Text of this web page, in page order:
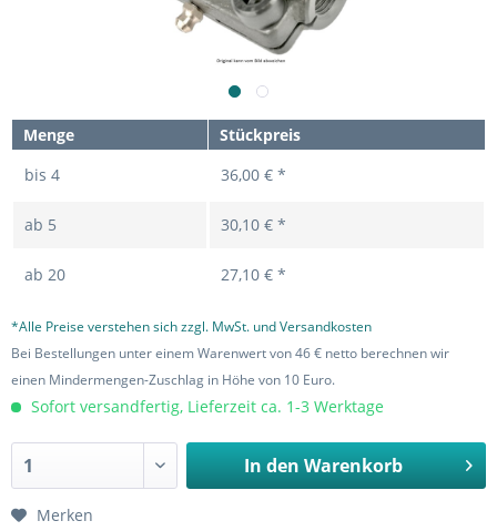
Menge
Stückpreis
bis 4 36,00 € *
ab 5 30,10 € *
ab 20 27,10 € *
*Alle Preise verstehen sich zzgl. MwSt. und Versandkosten
Bei Bestellungen unter einem Warenwert von 46 € netto berechnen wir
einen Mindermengen-Zuschlag in Höhe von 10 Euro.
Sofort versandfertig, Lieferzeit ca. 1-3 Werktage
In den Warenkorb
Merken